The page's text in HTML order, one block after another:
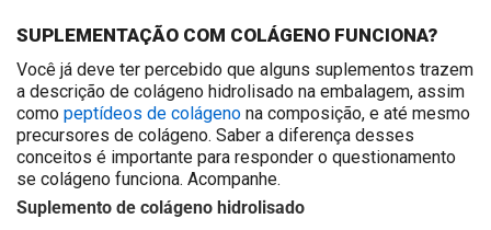
SUPLEMENTAÇÃO COM COLÁGENO FUNCIONA?
Você já deve ter percebido que alguns suplementos trazem
a descrição de colágeno hidrolisado na embalagem, assim
como peptídeos de colágeno na composição, e até mesmo
precursores de colágeno. Saber a diferença desses
conceitos é importante para responder o questionamento
se colágeno funciona. Acompanhe.
Suplemento de colágeno hidrolisado